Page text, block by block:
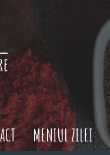
MENIUL ZILEI